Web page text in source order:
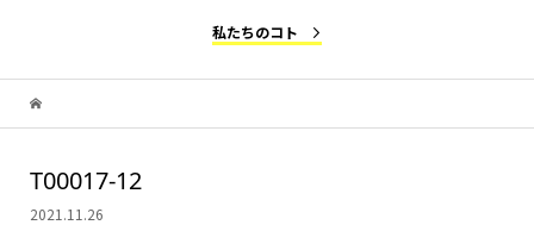
私たちのコト
T00017-12
2021.11.26